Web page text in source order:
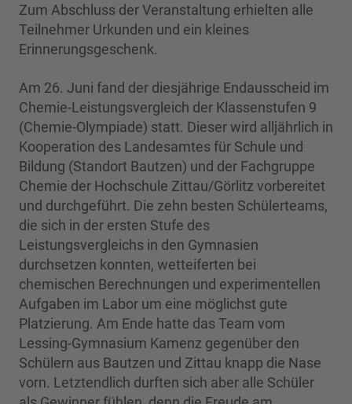
Zum Abschluss der Veranstaltung erhielten alle
Teilnehmer Urkunden und ein kleines
Erinnerungsgeschenk.
Am 26. Juni fand der diesjährige Endausscheid im
Chemie-Leistungsvergleich der Klassenstufen 9
(Chemie-Olympiade) statt. Dieser wird alljährlich in
Kooperation des Landesamtes für Schule und
Bildung (Standort Bautzen) und der Fachgruppe
Chemie der Hochschule Zittau/Görlitz vorbereitet
und durchgeführt. Die zehn besten Schülerteams,
die sich in der ersten Stufe des
Leistungsvergleichs in den Gymnasien
durchsetzen konnten, wetteiferten bei
chemischen Berechnungen und experimentellen
Aufgaben im Labor um eine möglichst gute
Platzierung. Am Ende hatte das Team vom
Lessing-Gymnasium Kamenz gegenüber den
Schülern aus Bautzen und Zittau knapp die Nase
vorn. Letztendlich durften sich aber alle Schüler